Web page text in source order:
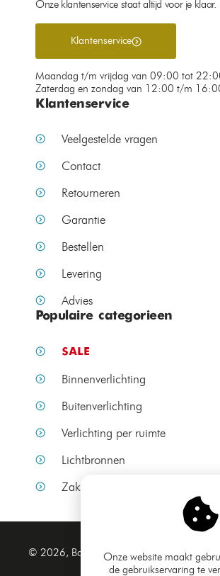
Onze klantenservice staat altijd voor je klaar.
Klantenservice
Maandag t/m vrijdag van 09:00 tot
Zaterdag en zondag van 12:00 t/m
Klantenservice
Veelgestelde vragen
Contact
Retourneren
Garantie
Bestellen
Levering
Advies
Populaire categorieen
SALE
Binnenverlichting
Buitenverlichting
Verlichting per ruimte
Lichtbronnen
Zakelijke verlichting
© 2026, Bamled.nl
Algemene
Privacy
Onze website maakt
de gebruikservaring te